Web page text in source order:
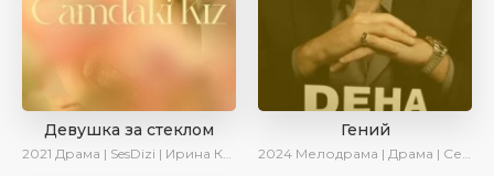
Девушка за стеклом
2021 Драма | SesDizi | Ирина Котова
Гений
2024 Мелодрама | Драма | Сериалы 2024